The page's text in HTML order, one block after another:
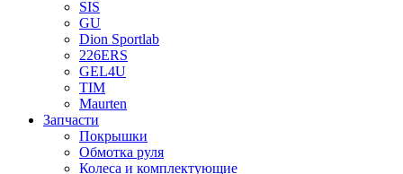
SIS
GU
Dion Sportlab
226ERS
GEL4U
TIM
Maurten
Запчасти
Покрышки
Обмотка руля
Колеса и комплектующие